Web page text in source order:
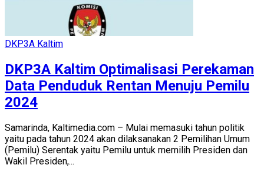
DKP3A Kaltim
DKP3A Kaltim Optimalisasi Perekaman
Data Penduduk Rentan Menuju Pemilu
2024
Samarinda, Kaltimedia.com – Mulai memasuki tahun politik
yaitu pada tahun 2024 akan dilaksanakan 2 Pemilihan Umum
(Pemilu) Serentak yaitu Pemilu untuk memilih Presiden dan
Wakil Presiden,...